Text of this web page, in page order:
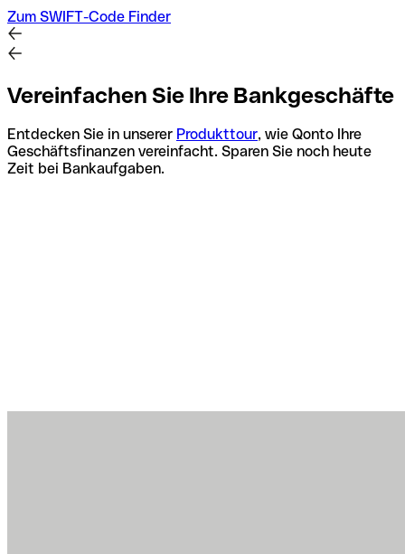
Zum SWIFT-Code Finder
Vereinfachen Sie Ihre Bankgeschäfte
Entdecken Sie in unserer Produkttour, wie Qonto Ihre
Geschäftsfinanzen vereinfacht. Sparen Sie noch heute
Zeit bei Bankaufgaben.